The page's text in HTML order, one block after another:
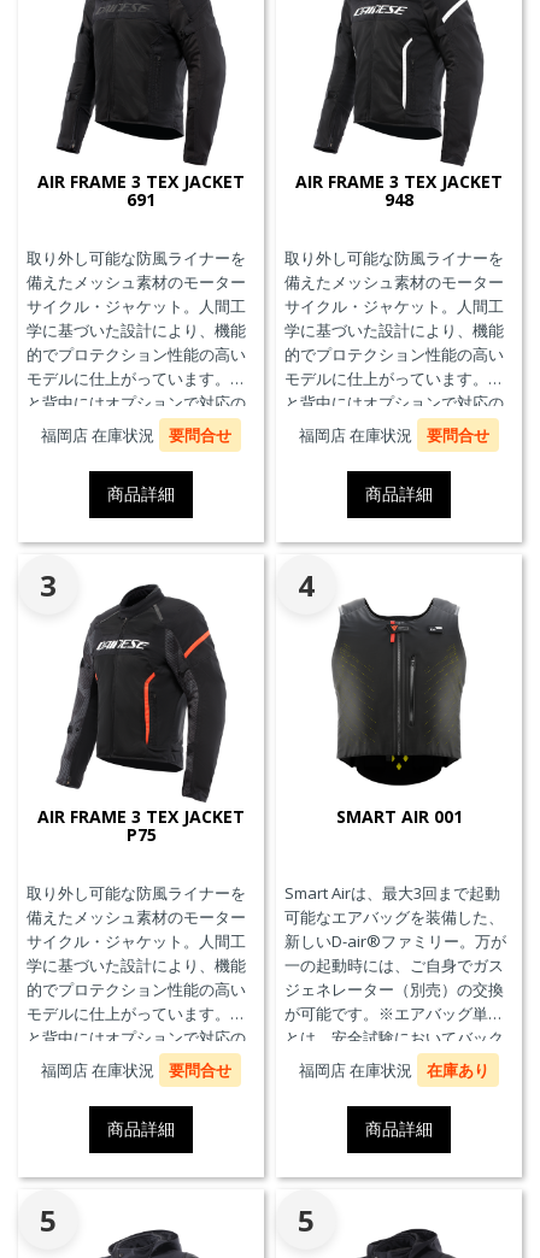
AIR FRAME 3 TEX JACKET
691
取り外し可能な防風ライナーを
備えたメッシュ素材のモーター
サイクル・ジャケット。人間工
学に基づいた設計により、機能
的でプロテクション性能の高い
モデルに仕上がっています。胸
と背中にはオプションで対応の
プロテクターを装着することが
できます。また、防水の内ポケ
ット、EN17092クラスA認証、パ
ンツと接続可能なファスナーを
備えています。
福岡店 在庫状況 要問合せ
商品詳細
AIR FRAME 3 TEX JACKET
948
取り外し可能な防風ライナーを
備えたメッシュ素材のモーター
サイクル・ジャケット。人間工
学に基づいた設計により、機能
的でプロテクション性能の高い
モデルに仕上がっています。胸
と背中にはオプションで対応の
プロテクターを装着することが
できます。また、防水の内ポケ
ット、EN17092クラスA認証、パ
ンツと接続可能なファスナーを
備えています。
福岡店 在庫状況 要問合せ
商品詳細
3
AIR FRAME 3 TEX JACKET
P75
取り外し可能な防風ライナーを
備えたメッシュ素材のモーター
サイクル・ジャケット。人間工
学に基づいた設計により、機能
的でプロテクション性能の高い
モデルに仕上がっています。胸
と背中にはオプションで対応の
プロテクターを装着することが
できます。また、防水の内ポケ
ット、EN17092クラスA認証、パ
ンツと接続可能なファスナーを
備えています。
福岡店 在庫状況 要問合せ
商品詳細
4
SMART AIR 001
Smart Airは、最大3回まで起動
可能なエアバッグを装備した、
新しいD-air®ファミリー。万が
一の起動時には、ご自身でガス
ジェネレーター（別売）の交換
が可能です。※エアバッグ単体
とは、安全試験においてバック
プロテクターとの併用を必要と
せず、エアバッグことを指しま
福岡店 在庫状況 在庫あり
商品詳細
5 5